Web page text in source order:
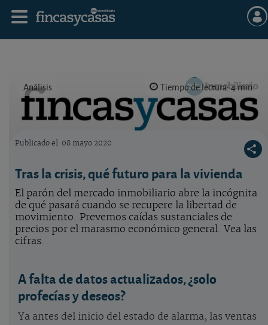
Análisis Tiempo de lectura: 4 min.
Publicado el 08 mayo 2020
Tras la crisis, qué futuro para la vivienda
El parón del mercado inmobiliario abre la incógnita
de qué pasará cuando se recupere la libertad de
movimiento. Prevemos caídas sustanciales de
precios por el marasmo económico general. Vea las
cifras.
A falta de datos actualizados, ¿solo
profecías y deseos?
Ya antes del inicio del estado de alarma, las ventas